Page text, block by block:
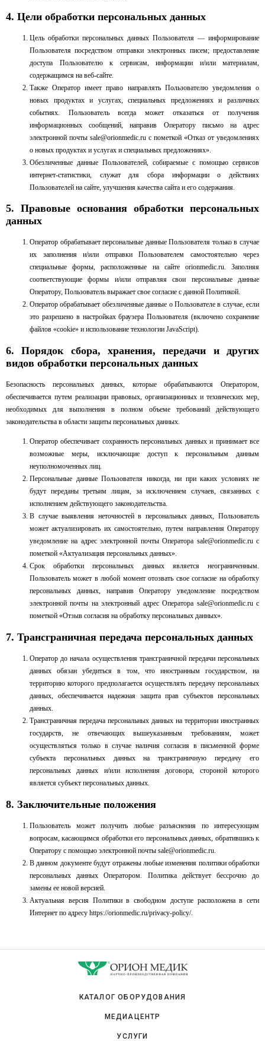
4. Цели обработки персональных данных
Цель обработки персональных данных Пользователя — информирование
Пользователя посредством отправки электронных писем; предоставление
доступа Пользователю к сервисам, информации и/или материалам,
содержащимся на веб-сайте.
Также Оператор имеет право направлять Пользователю уведомления о
новых продуктах и услугах, специальных предложениях и различных
событиях. Пользователь всегда может отказаться от получения
информационных сообщений, направив Оператору письмо на адрес
электронной почты sale@orionmedic.ru с пометкой «Отказ от уведомлениях
о новых продуктах и услугах и специальных предложениях».
Обезличенные данные Пользователей, собираемые с помощью сервисов
интернет-статистики, служат для сбора информации о действиях
Пользователей на сайте, улучшения качества сайта и его содержания.
5. Правовые основания обработки персональных
данных
Оператор обрабатывает персональные данные Пользователя только в случае
их заполнения и/или отправки Пользователем самостоятельно через
специальные формы, расположенные на сайте orionmedic.ru. Заполняя
соответствующие формы и/или отправляя свои персональные данные
Оператору, Пользователь выражает свое согласие с данной Политикой.
Оператор обрабатывает обезличенные данные о Пользователе в случае, если
это разрешено в настройках браузера Пользователя (включено сохранение
файлов «cookie» и использование технологии JavaScript).
6. Порядок сбора, хранения, передачи и других
видов обработки персональных данных
Безопасность персональных данных, которые обрабатываются Оператором,
обеспечивается путем реализации правовых, организационных и технических мер,
необходимых для выполнения в полном объеме требований действующего
законодательства в области защиты персональных данных.
Оператор обеспечивает сохранность персональных данных и принимает все
возможные меры, исключающие доступ к персональным данным
неуполномоченных лиц.
Персональные данные Пользователя никогда, ни при каких условиях не
будут переданы третьим лицам, за исключением случаев, связанных с
исполнением действующего законодательства.
В случае выявления неточностей в персональных данных, Пользователь
может актуализировать их самостоятельно, путем направления Оператору
уведомление на адрес электронной почты Оператора sale@orionmedic.ruс
пометкой «Актуализация персональных данных».
Срок обработки персональных данных является неограниченным.
Пользователь может в любой момент отозвать свое согласие на обработку
персональных данных, направив Оператору уведомление посредством
электронной почты на электронный адрес Оператора sale@orionmedic.ruс
пометкой «Отзыв согласия на обработку персональных данных».
7. Трансграничная передача персональных данных
Оператор до начала осуществления трансграничной передачи персональных
данных обязан убедиться в том, что иностранным государством, на
территорию которого предполагается осуществлять передачу персональных
данных, обеспечивается надежная защита прав субъектов персональных
данных.
Трансграничная передача персональных данных на территории иностранных
государств, не отвечающих вышеуказанным требованиям, может
осуществляться только в случае наличия согласия в письменной форме
субъекта персональных данных на трансграничную передачу его
персональных данных и/или исполнения договора, стороной которого
является субъект персональных данных.
8. Заключительные положения
Пользователь может получить любые разъяснения по интересующим
вопросам, касающимся обработки его персональных данных, обратившись к
Оператору с помощью электронной почты sale@orionmedic.ru.
В данном документе будут отражены любые изменения политики обработки
персональных данных Оператором. Политика действует бессрочно до
замены ее новой версией.
Актуальная версия Политики в свободном доступе расположена в сети
Интернет по адресу https://orionmedic.ru/privacy-policy/.
КАТАЛОГ ОБОРУДОВАНИЯ
МЕДИАЦЕНТР
УСЛУГИ